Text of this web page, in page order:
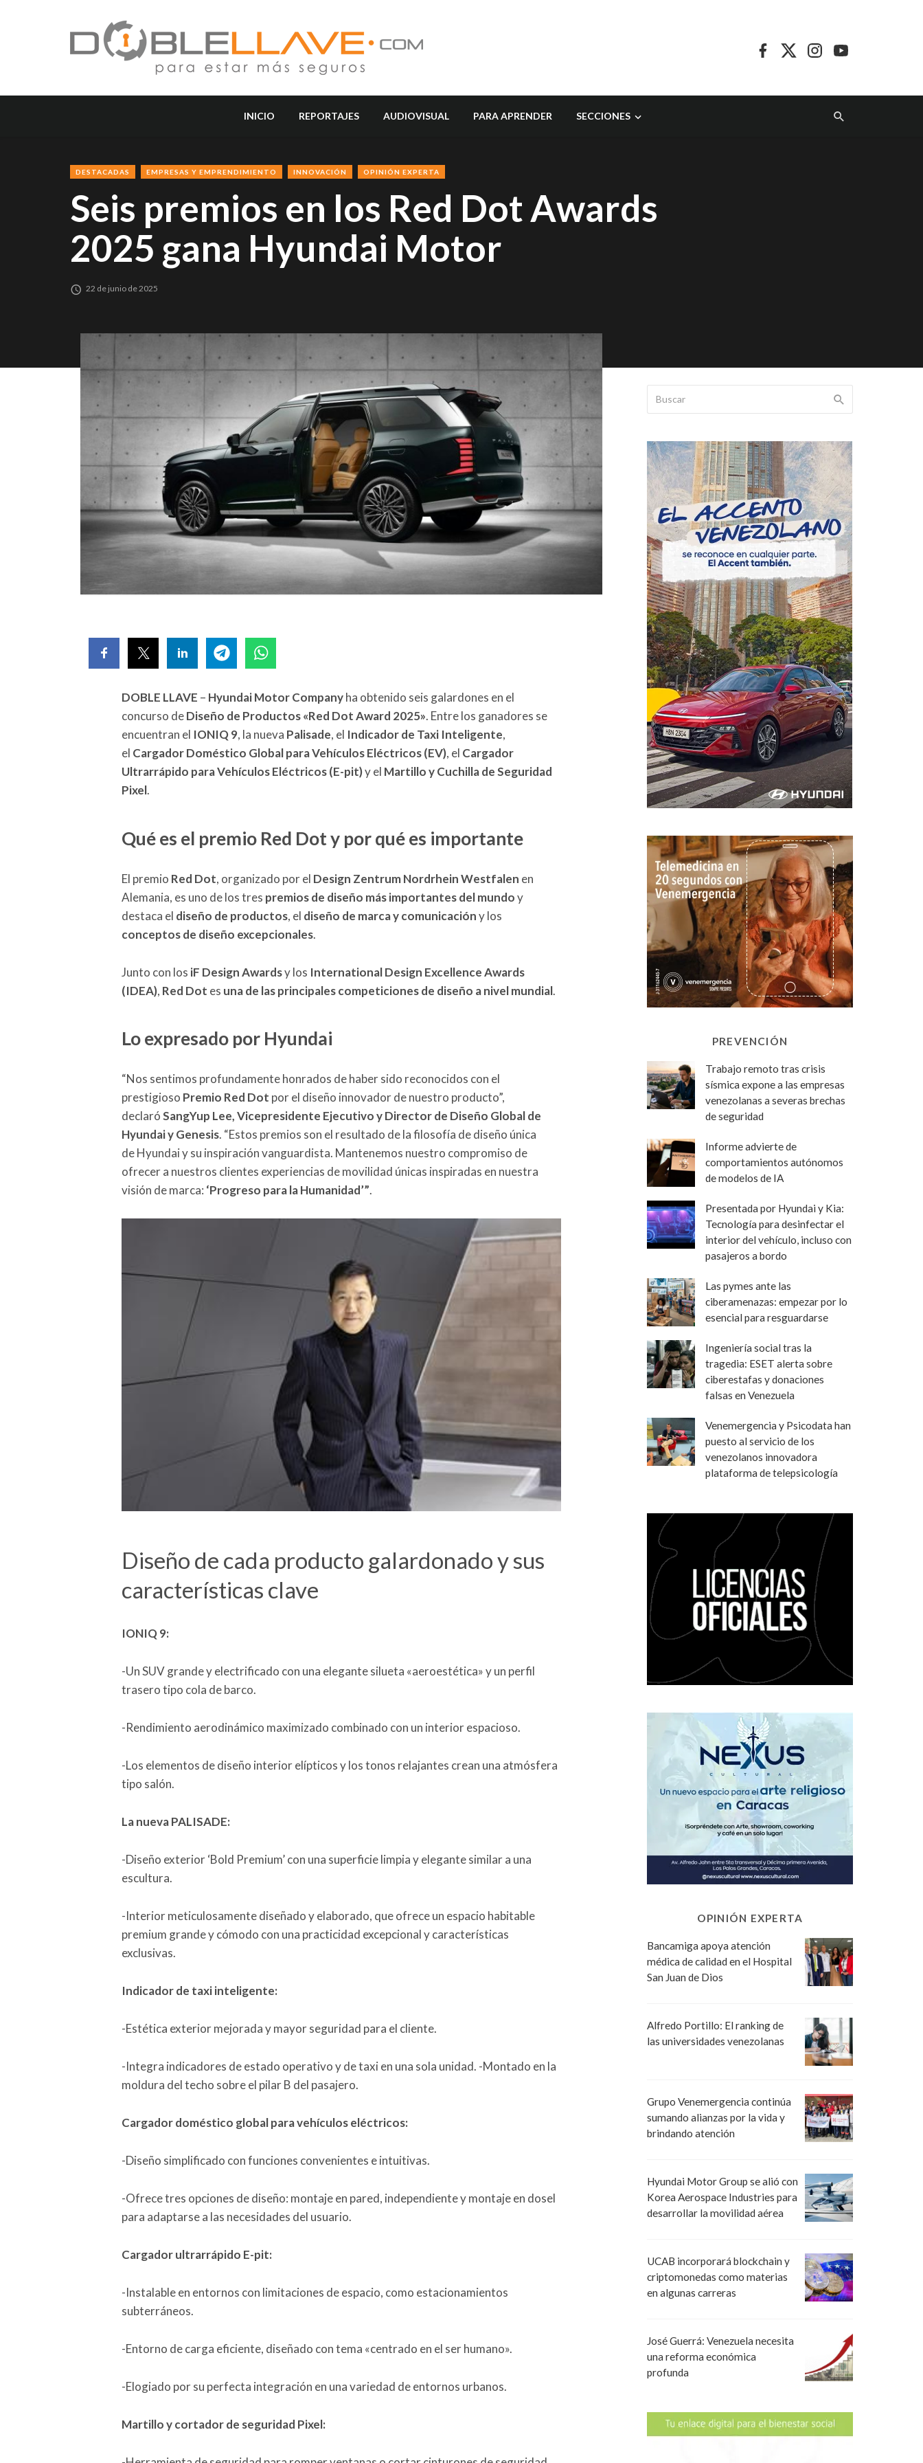
INICIO REPORTAJES AUDIOVISUAL PARA APRENDER SECCIONES
DESTACADAS EMPRESAS Y EMPRENDIMIENTO INNOVACIÓN OPINIÓN EXPERTA
Seis premios en los Red Dot Awards
2025 gana Hyundai Motor
22 de junio de 2025
DOBLE LLAVE – Hyundai Motor Companyha obtenido seis galardones en el
concurso deDiseño de Productos «Red Dot Award 2025». Entre los ganadores se
encuentran el IONIQ 9, la nueva Palisade, el Indicador de Taxi Inteligente,
el Cargador Doméstico Global para Vehículos Eléctricos (EV), el Cargador
Ultrarrápido para Vehículos Eléctricos (E-pit)y el Martillo y Cuchilla de Seguridad
Pixel.
Qué es el premio Red Dot y por qué es importante
El premio Red Dot, organizado por el Design Zentrum Nordrhein Westfalen en
Alemania, es uno de los tres premios de diseño más importantes del mundoy
destaca el diseño de productos, el diseño de marcay comunicacióny los
conceptos de diseño excepcionales.
Junto con los iF Design Awardsy los International Design Excellence Awards
(IDEA), Red Dot es una de las principales competiciones de diseño a nivel mundial.
Lo expresado por Hyundai
“Nos sentimos profundamente honrados de haber sido reconocidos con el
prestigioso Premio Red Dot por el diseño innovador de nuestro producto”,
declaróSangYup Lee, Vicepresidente Ejecutivo y Director de Diseño Global de
Hyundai y Genesis. “Estos premios son el resultado de la filosofía de diseño única
de Hyundai y su inspiración vanguardista. Mantenemos nuestro compromiso de
ofrecer a nuestros clientes experiencias de movilidad únicas inspiradas en nuestra
visión de marca: ‘Progreso para la Humanidad’”.
Diseño de cada producto galardonado y sus
características clave
IONIQ 9:
-Un SUV grande y electrificado con una elegante silueta «aeroestética» y un perfil
trasero tipo cola de barco.
-Rendimiento aerodinámico maximizado combinado con un interior espacioso.
-Los elementos de diseño interior elípticos y los tonos relajantes crean una atmósfera
tipo salón.
La nueva PALISADE:
-Diseño exterior ‘Bold Premium’ con una superficie limpia y elegante similar a una
escultura.
-Interior meticulosamente diseñado y elaborado, que ofrece un espacio habitable
premium grande y cómodo con una practicidad excepcional y características
exclusivas.
Indicador de taxi inteligente:
-Estética exterior mejorada y mayor seguridad para el cliente.
-Integra indicadores de estado operativo y de taxi en una sola unidad. -Montado en la
moldura del techo sobre el pilar B del pasajero.
Cargador doméstico global para vehículos eléctricos:
-Diseño simplificado con funciones convenientes e intuitivas.
-Ofrece tres opciones de diseño: montaje en pared, independiente y montaje en dosel
para adaptarse a las necesidades del usuario.
Cargador ultrarrápido E-pit:
-Instalable en entornos con limitaciones de espacio, como estacionamientos
subterráneos.
-Entorno de carga eficiente, diseñado con tema «centrado en el ser humano».
-Elogiado por su perfecta integración en una variedad de entornos urbanos.
Martillo y cortador de seguridad Pixel:
PREVENCIÓN
Trabajo remoto tras crisis
sísmica expone a las empresas
venezolanas a severas brechas
de seguridad
Informe advierte de
comportamientos autónomos
de modelos de IA
Presentada por Hyundai y Kia:
Tecnología para desinfectar el
interior del vehículo, incluso con
pasajeros a bordo
Las pymes ante las
ciberamenazas: empezar por lo
esencial para resguardarse
Ingeniería social tras la
tragedia: ESET alerta sobre
ciberestafas y donaciones
falsas en Venezuela
Venemergencia y Psicodata han
puesto al servicio de los
venezolanos innovadora
plataforma de telepsicología
OPINIÓN EXPERTA
Bancamiga apoya atención
médica de calidad en el Hospital
San Juan de Dios
Alfredo Portillo: El ranking de
las universidades venezolanas
Grupo Venemergencia continúa
sumando alianzas por la vida y
brindando atención
Hyundai Motor Group se alió con
Korea Aerospace Industries para
desarrollar la movilidad aérea
UCAB incorporará blockchain y
criptomonedas como materias
en algunas carreras
José Guerrá: Venezuela necesita
una reforma económica
profunda